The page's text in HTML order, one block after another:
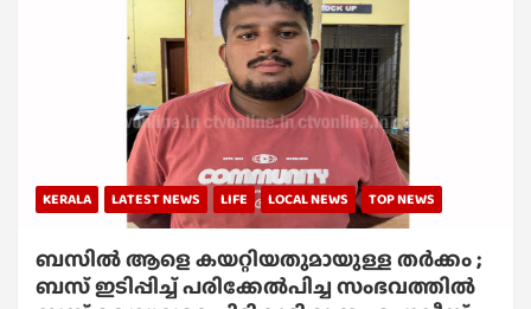
KERALA LATEST NEWS LIFE LOCAL NEWS TOP NEWS
ബസിൽ ആളെ കയറ്റിയതുമായുള്ള തർക്കം ;
ബസ് ഇടിപ്പിച്ച് പരിക്കേൽപിച്ച സംഭവത്തിൽ